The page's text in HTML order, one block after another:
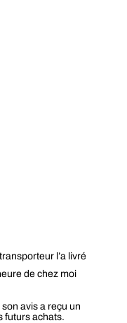
l’a livré
de chez moi
avis a reçu un
futurs achats.